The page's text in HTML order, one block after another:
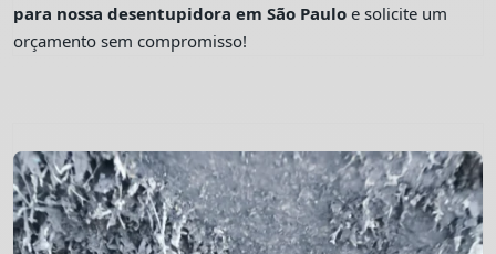
para nossa desentupidora em São Paulo e solicite um
orçamento sem compromisso!